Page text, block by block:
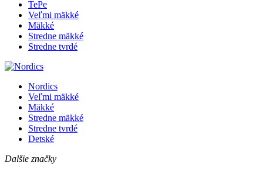
TePe
Veľmi mäkké
Mäkké
Stredne mäkké
Stredne tvrdé
Nordics
Veľmi mäkké
Mäkké
Stredne mäkké
Stredne tvrdé
Detské
Dalšie značky